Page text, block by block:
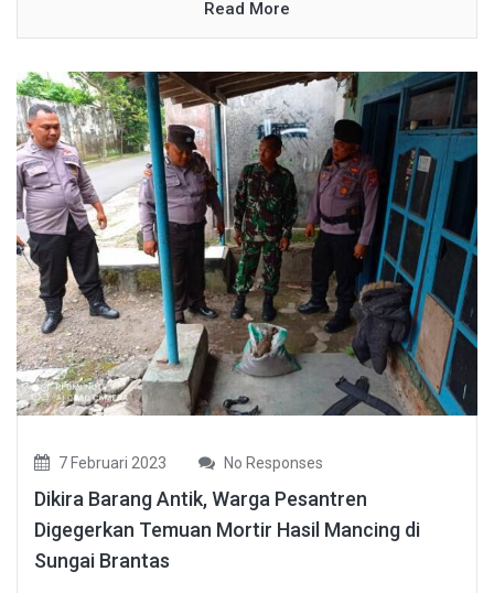
Read More
7 Februari 2023 No Responses
Dikira Barang Antik, Warga Pesantren
Digegerkan Temuan Mortir Hasil Mancing di
Sungai Brantas